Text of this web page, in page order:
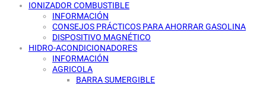
IONIZADOR COMBUSTIBLE
INFORMACIÓN
CONSEJOS PRÁCTICOS PARA AHORRAR GASOLINA
DISPOSITIVO MAGNÉTICO
HIDRO-ACONDICIONADORES
INFORMACIÓN
AGRICOLA
BARRA SUMERGIBLE